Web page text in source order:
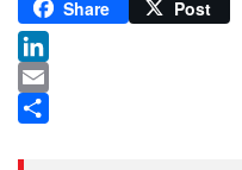
Pinterest
Share Post
LinkedIn
Email